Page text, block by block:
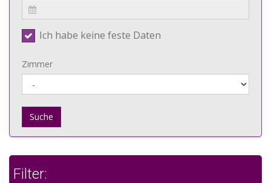
Ich habe keine feste Daten
Zimmer
Suche
Filter: